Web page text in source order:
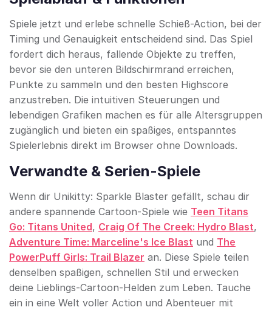
Spiele jetzt und erlebe schnelle Schieß-Action, bei der
Timing und Genauigkeit entscheidend sind. Das Spiel
fordert dich heraus, fallende Objekte zu treffen,
bevor sie den unteren Bildschirmrand erreichen,
Punkte zu sammeln und den besten Highscore
anzustreben. Die intuitiven Steuerungen und
lebendigen Grafiken machen es für alle Altersgruppen
zugänglich und bieten ein spaßiges, entspanntes
Spielerlebnis direkt im Browser ohne Downloads.
Verwandte & Serien-Spiele
Wenn dir Unikitty: Sparkle Blaster gefällt, schau dir
andere spannende Cartoon-Spiele wie Teen Titans
Go: Titans United, Craig Of The Creek: Hydro Blast,
Adventure Time: Marceline's Ice Blast und The
PowerPuff Girls: Trail Blazer an. Diese Spiele teilen
denselben spaßigen, schnellen Stil und erwecken
deine Lieblings-Cartoon-Helden zum Leben. Tauche
ein in eine Welt voller Action und Abenteuer mit